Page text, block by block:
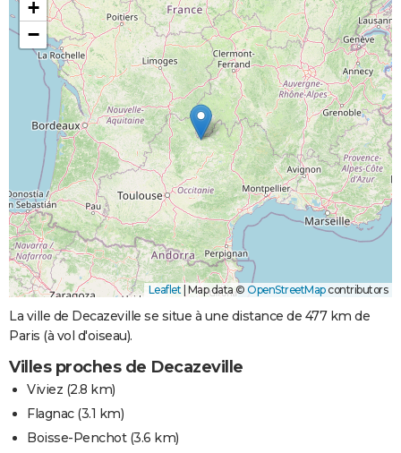
+
−
Leaflet Map data © OpenStreetMapcontributors
La ville de Decazeville se situe à une distance de 477 km de
Paris (à vol d'oiseau).
Villes proches de Decazeville
Viviez (2.8 km)
Flagnac(3.1 km)
Boisse-Penchot(3.6 km)